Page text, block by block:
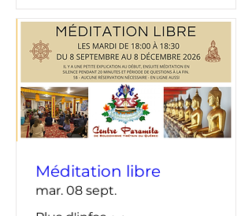
Méditation libre
mar. 08 sept.